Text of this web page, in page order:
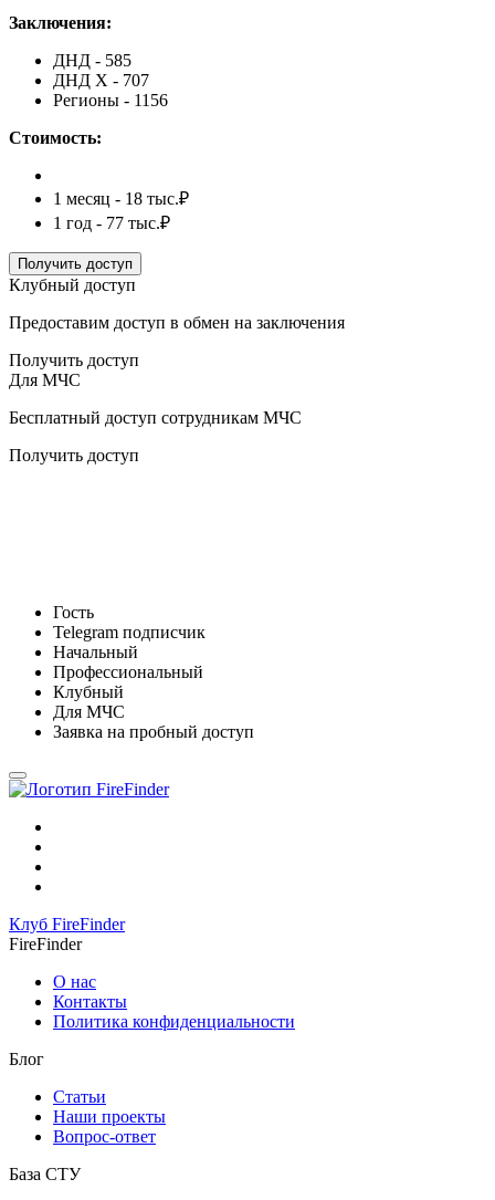
Заключения:
ДНД - 585
ДНД Х - 707
Регионы - 1156
Стоимость:
1 месяц - 18 тыс.₽
1 год - 77 тыс.₽
Получить доступ
Клубный доступ
Предоставим доступ в обмен на заключения
Получить доступ
Для МЧС
Бесплатный доступ сотрудникам МЧС
Получить доступ
Гость
Telegram подписчик
Начальный
Профессиональный
Клубный
Для МЧС
Заявка на пробный доступ
FireFinder
Клуб FireFinder
FireFinder
О нас
Контакты
Политика конфиденциальности
Блог
Статьи
Наши проекты
Вопрос-ответ
База СТУ